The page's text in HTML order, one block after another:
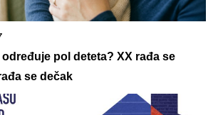
pol deteta? XX rađa se
se dečak